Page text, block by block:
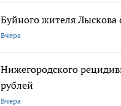
Буйного жителя
Вчера
Нижегородского
рублей
Вчера